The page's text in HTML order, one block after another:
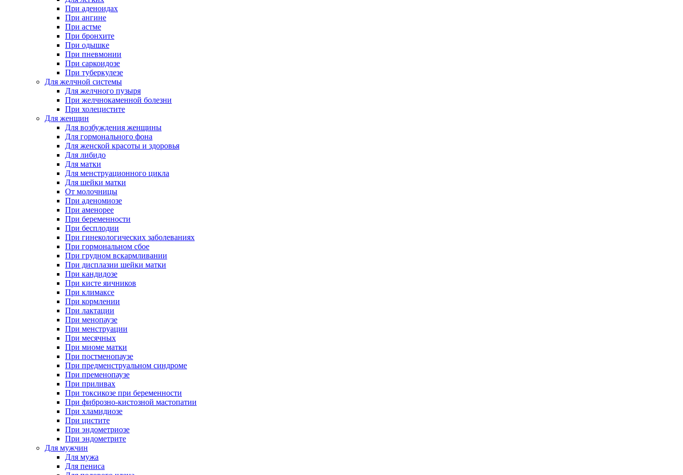
При аденоидах
При ангине
При астме
При бронхите
При одышке
При пневмонии
При саркоидозе
При туберкулезе
Для желчной системы
Для желчного пузыря
При желчнокаменной болезни
При холецистите
Для женщин
Для возбуждения женщины
Для гормонального фона
Для женской красоты и здоровья
Для либидо
Для матки
Для менструационного цикла
Для шейки матки
От молочницы
При аденомиозе
При аменорее
При беременности
При бесплодии
При гинекологических заболеваниях
При гормональном сбое
При грудном вскармливании
При дисплазии шейки матки
При кандидозе
При кисте яичников
При климаксе
При кормлении
При лактации
При менопаузе
При менструации
При месячных
При миоме матки
При постменопаузе
При предменструальном синдроме
При пременопаузе
При приливах
При токсикозе при беременности
При фиброзно-кистозной мастопатии
При хламидиозе
При цистите
При эндометриозе
При эндометрите
Для мужчин
Для мужа
Для пениса